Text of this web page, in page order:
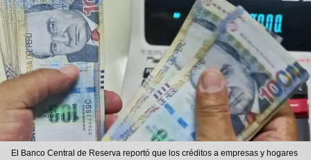
El Banco Central de Reserva reportó que los créditos a empresas y hogares